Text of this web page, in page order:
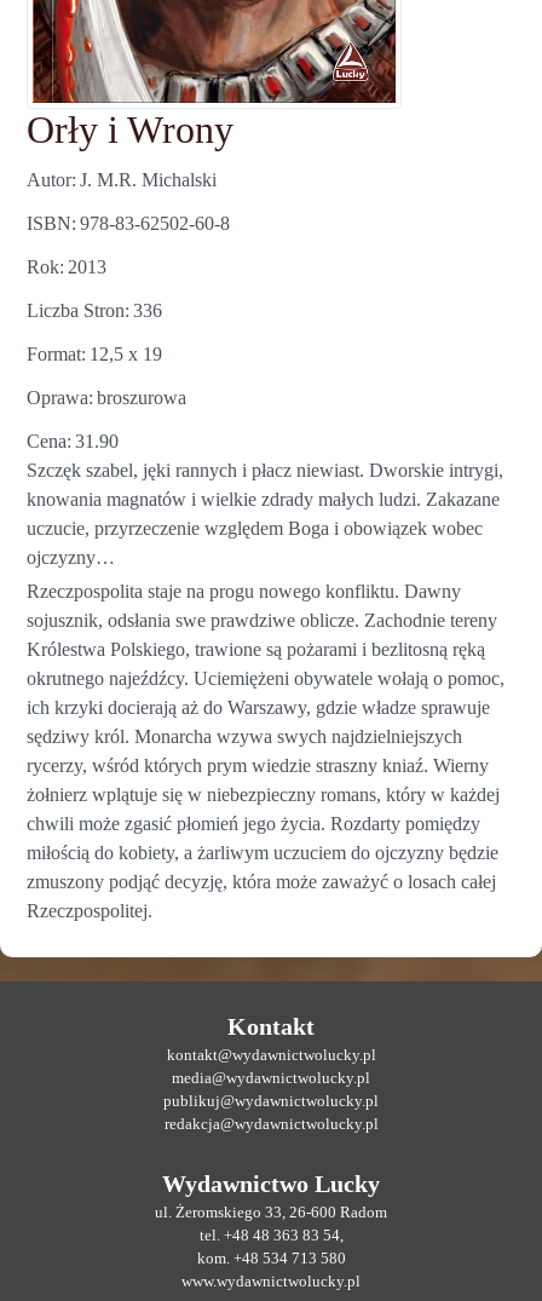
Orły i Wrony
Autor J. M.R. Michalski
ISBN 978-83-62502-60-8
Rok 2013
Liczba Stron 336
Format 12,5 x 19
Oprawa broszurowa
Cena 31.90
Szczęk szabel, jęki rannych i płacz niewiast. Dworskie intrygi,
knowania magnatów i wielkie zdrady małych ludzi. Zakazane
uczucie, przyrzeczenie względem Boga i obowiązek wobec
ojczyzny…
Rzeczpospolita staje na progu nowego konfliktu. Dawny
sojusznik, odsłania swe prawdziwe oblicze. Zachodnie tereny
Królestwa Polskiego, trawione są pożarami i bezlitosną ręką
okrutnego najeźdźcy. Uciemiężeni obywatele wołają o pomoc,
ich krzyki docierają aż do Warszawy, gdzie władze sprawuje
sędziwy król. Monarcha wzywa swych najdzielniejszych
rycerzy, wśród których prym wiedzie straszny kniaź. Wierny
żołnierz wplątuje się w niebezpieczny romans, który w każdej
chwili może zgasić płomień jego życia. Rozdarty pomiędzy
miłością do kobiety, a żarliwym uczuciem do ojczyzny będzie
zmuszony podjąć decyzję, która może zaważyć o losach całej
Rzeczpospolitej.
Kontakt
kontakt@wydawnictwolucky.pl
media@wydawnictwolucky.pl
publikuj@wydawnictwolucky.pl
redakcja@wydawnictwolucky.pl
Wydawnictwo Lucky
ul. Żeromskiego 33, 26-600 Radom
tel. +48 48 363 83 54,
kom. +48 534 713 580
www.wydawnictwolucky.pl